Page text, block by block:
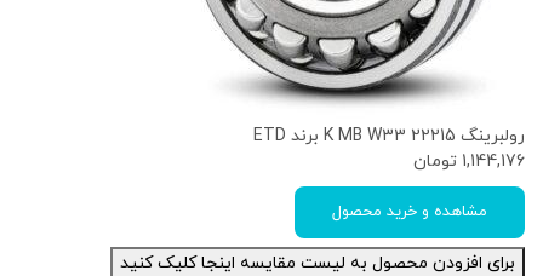
رولبرینگ 22215 K MB W33 برند ETD
1,144,176 تومان
مشاهده و خرید محصول
برای افزودن محصول به لیست مقایسه اینجا کلیک کنید